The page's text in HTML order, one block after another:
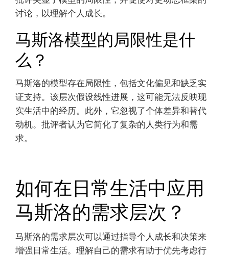
主要集中在其僵化和文化偏见上。批评者认为，该
模型通过以严格的顺序呈现需求，过于简化了人类
动机。此外，该层次可能并不普遍适用于不同文
化，因为个人主义社会可能与集体主义社会对自我
实现的优先级不同。实证研究也质疑了通过各个阶
段线性进展的存在，表明需求可以同时追求。这些
批评突显了模型的局限性，并促使对更动态框架的
讨论，以理解个人成长。
马斯洛模型的局限性是什
么？
证支持。该层次假设线性进展，这可能无法反映现
实生活中的经历。此外，它忽视了个体差异和替代
动机。批评者认为它简化了复杂的人类行为和需